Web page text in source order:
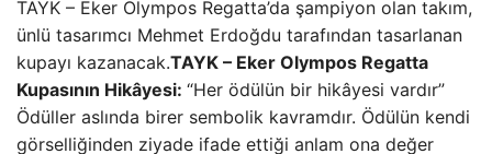
TAYK – Eker Olympos Regatta’da şampiyon olan takım,
ünlü tasarımcı Mehmet Erdoğdu tarafından tasarlanan
kupayı kazanacak.TAYK – Eker Olympos Regatta
Kupasının Hikâyesi: “Her ödülün bir hikâyesi vardır”
Ödüller aslında birer sembolik kavramdır. Ödülün kendi
görselliğinden ziyade ifade ettiği anlam ona değer